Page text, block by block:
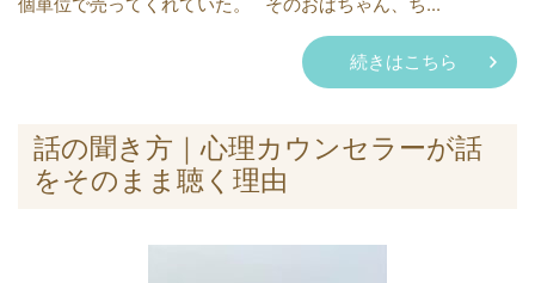
続きはこちら
話の聞き方｜心理カウンセラーが話
をそのまま聴く理由